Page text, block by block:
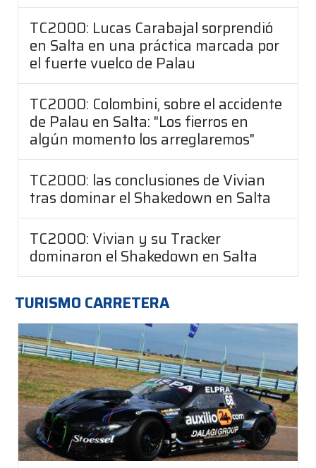
TC2000: Lucas Carabajal sorprendió
en Salta en una práctica marcada por
el fuerte vuelco de Palau
TC2000: Colombini, sobre el accidente
de Palau en Salta: "Los fierros en
algún momento los arreglaremos"
TC2000: las conclusiones de Vivian
tras dominar el Shakedown en Salta
TC2000: Vivian y su Tracker
dominaron el Shakedown en Salta
TURISMO CARRETERA